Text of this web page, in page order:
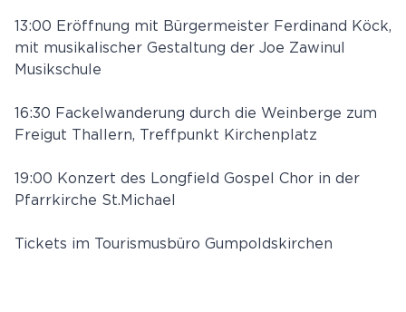
13:00 Eröffnung mit Bürgermeister Ferdinand Köck,
mit musikalischer Gestaltung der Joe Zawinul
Musikschule
16:30 Fackelwanderung durch die Weinberge zum
Freigut Thallern, Treffpunkt Kirchenplatz
19:00 Konzert des Longfield Gospel Chor in der
Pfarrkirche St.Michael
Tickets im Tourismusbüro Gumpoldskirchen